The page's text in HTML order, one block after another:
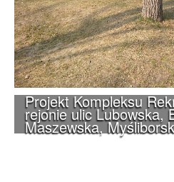
Projekt Kompleksu
rejonie ulic Lubowska,
Maszewska,